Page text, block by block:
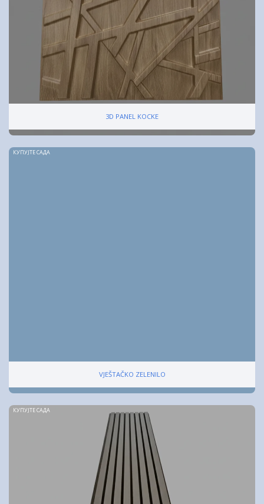
3D PANEL KOCKE
КУПУЈТЕ САДА
VJEŠTAČKO ZELENILO
КУПУЈТЕ САДА